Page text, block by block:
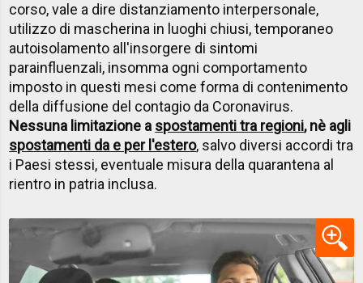
corso, vale a dire distanziamento interpersonale,
utilizzo di mascherina in luoghi chiusi, temporaneo
autoisolamento all'insorgere di sintomi
parainfluenzali, insomma ogni comportamento
imposto in questi mesi come forma di contenimento
della diffusione del contagio da Coronavirus.
Nessuna limitazione a spostamenti tra regioni, nè agli
spostamenti da e per l'estero, salvo diversi accordi tra
i Paesi stessi, eventuale misura della quarantena al
rientro in patria inclusa.